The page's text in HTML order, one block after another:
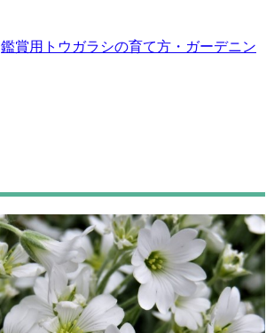
鑑賞用トウガラシの育て方・ガーデニン